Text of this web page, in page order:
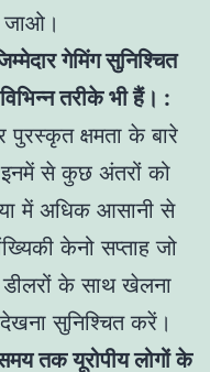
जाओ।
गेमिंग सुनिश्चित
तरीके भी हैं। :
क्षमता के बारे
से कुछ अंतरों को
में अधिक आसानी से
केनो सप्ताह जो
के साथ खेलना
सुनिश्चित करें।
तक यूरोपीय लोगों के